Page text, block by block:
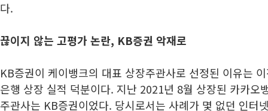
다.
끊이지 않는 고평가 논란, KB증권 악재로
KB증권이 케이뱅크의 대표 상장주관사로 선정된 이유는
은행 상장 실적 덕분이다. 지난 2021년 8월 상장된 카카오
주관사는 KB증권이었다. 당시로서는 사례가 몇 없던 인터